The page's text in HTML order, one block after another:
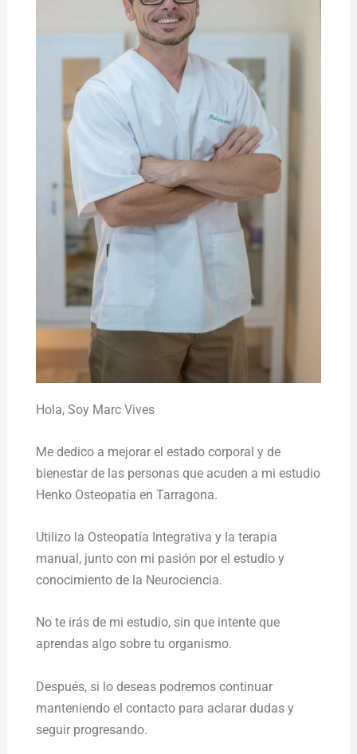
Hola,Soy Marc Vives
Me dedico a mejorar el estado corporal y de
bienestar de las personas que acuden a mi estudio
Henko Osteopatía en Tarragona.
Utilizo la Osteopatía Integrativa y la terapia
manual, junto con mi pasión por el estudio y
conocimiento de la Neurociencia.
No te irás de mi estudio, sin que intente que
aprendas algo sobre tu organismo.
Después, si lo deseas podremos continuar
manteniendo el contacto para aclarar dudas y
seguir progresando.